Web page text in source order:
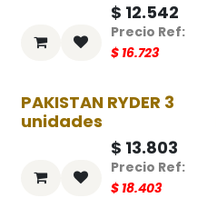
$ 12.542
$ 16.723
-25%
PAKISTAN RYDER 3
unidades
$ 13.803
$ 18.403